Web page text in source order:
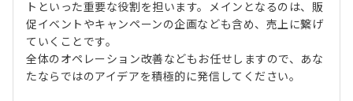
トといった重要な役割を担います。メインとなるのは、販
促イベントやキャンペーンの企画なども含め、売上に繋げ
ていくことです。
全体のオペレーション改善などもお任せしますので、あな
たならではのアイデアを積極的に発信してください。